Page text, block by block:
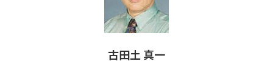
古田土 真一